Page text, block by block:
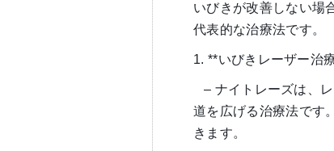
いびきが改善しない場
代表的な治療法です。
1. **いびきレーザー治
– ナイトレーズは、
道を広げる治療法です
きます。